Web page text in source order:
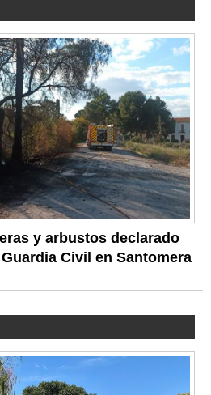
y arbustos declarado
Civil en Santomera